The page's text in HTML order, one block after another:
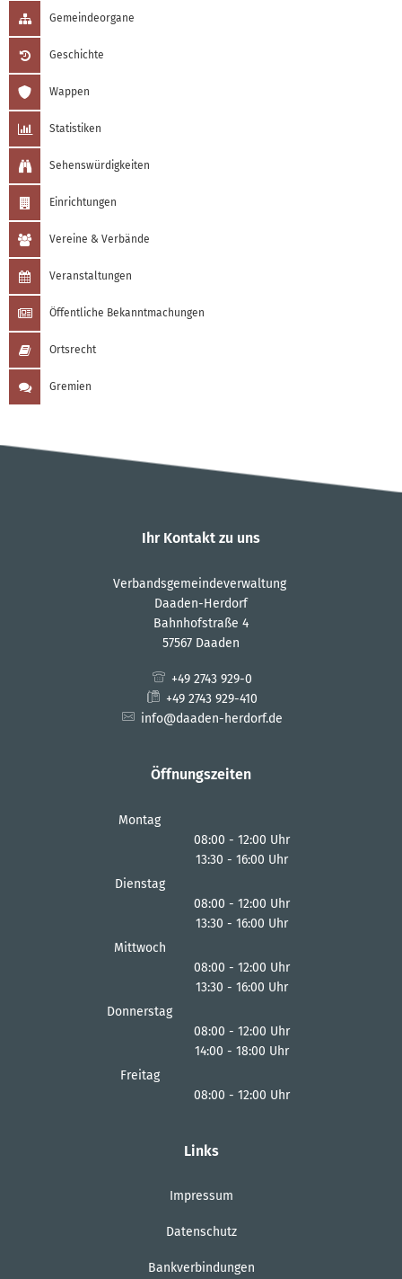
Gemeindeorgane
Geschichte
Wappen
Statistiken
Sehenswürdigkeiten
Einrichtungen
Vereine & Verbände
Veranstaltungen
Öffentliche Bekanntmachungen
Ortsrecht
Gremien
Ihr Kontakt zu uns
Verbandsgemeindeverwaltung
Daaden-Herdorf
Bahnhofstraße 4
57567 Daaden
+49 2743 929-0
+49 2743 929-410
info@daaden-herdorf.de
Öffnungszeiten
Montag
08:00 - 12:00 Uhr
Von 08:00 bis 12:00 Uhr
13:30 - 16:00 Uhr
Dienstag
08:00 - 12:00 Uhr
Von 08:00 bis 12:00 Uhr
13:30 - 16:00 Uhr
Mittwoch
08:00 - 12:00 Uhr
Von 08:00 bis 12:00 Uhr
13:30 - 16:00 Uhr
Donnerstag
08:00 - 12:00 Uhr
Von 08:00 bis 12:00 Uhr
14:00 - 18:00 Uhr
Freitag
08:00 - 12:00 Uhr
Links
Impressum
Datenschutz
Bankverbindungen